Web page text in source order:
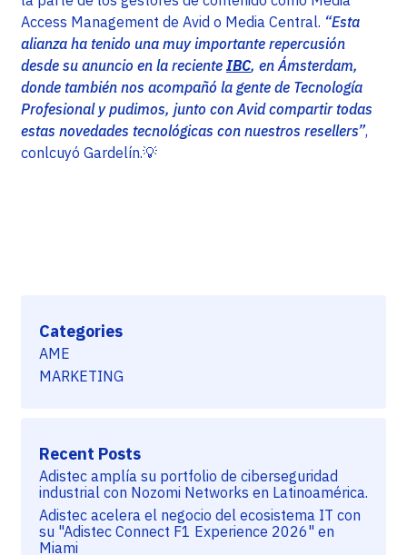
Access Management de Avid o Media Central. “Esta
alianza ha tenido una muy importante repercusión
desde su anuncio en la reciente IBC, en Ámsterdam,
donde también nos acompañó la gente de Tecnología
Profesional y pudimos, junto con Avid compartir todas
estas novedades tecnológicas con nuestros resellers”,
conlcuyó Gardelín.💡
Categories
AME
MARKETING
Recent Posts
Adistec amplía su portfolio de ciberseguridad
industrial con Nozomi Networks en Latinoamérica.
Adistec acelera el negocio del ecosistema IT con
su "Adistec Connect F1 Experience 2026" en
Miami